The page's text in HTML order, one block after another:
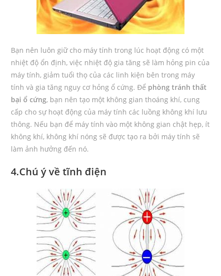
Bạn nên luôn giữ cho máy tính trong lúc hoạt động có một
nhiệt độ ổn định, việc nhiệt độ gia tăng sẽ làm hỏng pin của
máy tính, giảm tuổi thọ của các linh kiện bên trong máy
tính và gia tăng nguy cơ hỏng ổ cứng. Để phòng tránh thất
bại ổ cứng, bạn nên tạo một không gian thoáng khí, cung
cấp cho sự hoạt động của máy tính các luồng không khí lưu
thông. Nếu bạn để máy tính vào một không gian chật hẹp, ít
không khí, không khí nóng sẽ được tạo ra bởi máy tính sẽ
làm ảnh hưởng đến nó.
4.Chú ý về tĩnh điện